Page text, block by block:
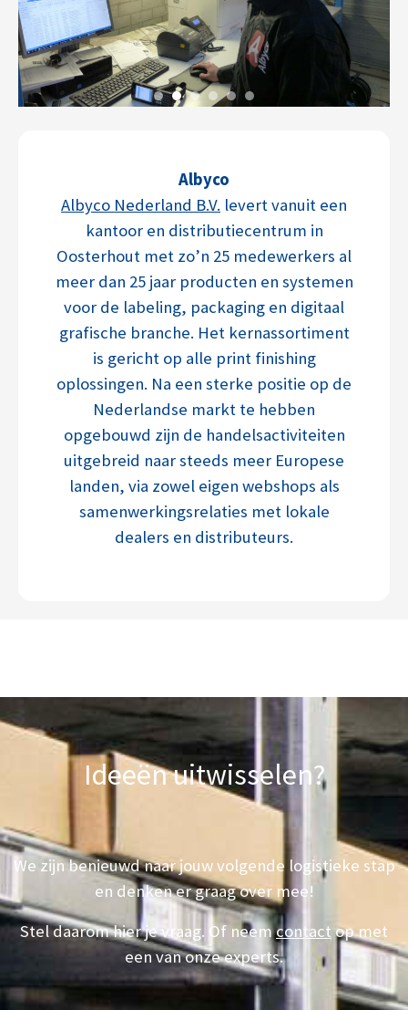
Albyco
Albyco Nederland B.V. levert vanuit een
kantoor en distributiecentrum in
Oosterhout met zo’n 25 medewerkers al
meer dan 25 jaar producten en systemen
voor de labeling, packaging en digitaal
grafische branche. Het kernassortiment
is gericht op alle print finishing
oplossingen. Na een sterke positie op de
Nederlandse markt te hebben
opgebouwd zijn de handelsactiviteiten
uitgebreid naar steeds meer Europese
landen, via zowel eigen webshops als
samenwerkingsrelaties met lokale
dealers en distributeurs.
Ideeën uitwisselen?
We zijn benieuwd naar jouw volgende logistieke stap
en denken er graag over mee!
Stel daarom hier je vraag. Of neemcontactop met
een van onze experts.